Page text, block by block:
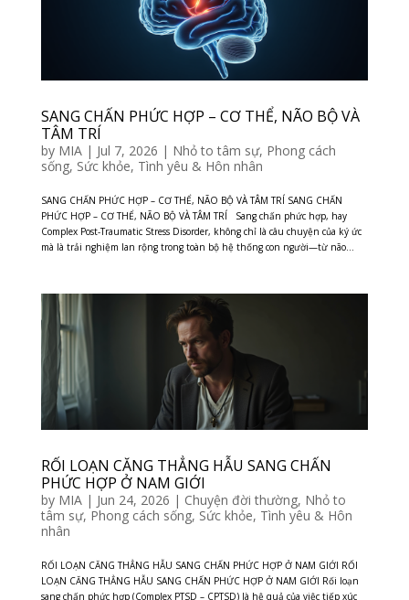
SANG CHẤN PHỨC HỢP – CƠ THỂ, NÃO BỘ VÀ
TÂM TRÍ
by MIA| Jul 7, 2026 | Nhỏ to tâm sự, Phong cách
sống, Sức khỏe, Tình yêu & Hôn nhân
SANG CHẤN PHỨC HỢP – CƠ THỂ, NÃO BỘ VÀ TÂM TRÍ SANG CHẤN
PHỨC HỢP – CƠ THỂ, NÃO BỘ VÀ TÂM TRÍ Sang chấn phức hợp, hay
Complex Post-Traumatic Stress Disorder, không chỉ là câu chuyện của ký ức
mà là trải nghiệm lan rộng trong toàn bộ hệ thống con người—từ não...
RỐI LOẠN CĂNG THẲNG HẪU SANG CHẤN
PHỨC HỢP Ở NAM GIỚI
by MIA| Jun 24, 2026 | Chuyện đời thường, Nhỏ to
tâm sự, Phong cách sống, Sức khỏe, Tình yêu & Hôn
nhân
RỐI LOẠN CĂNG THẲNG HẪU SANG CHẤN PHỨC HỢP Ở NAM GIỚI RỐI
LOẠN CĂNG THẲNG HẪU SANG CHẤN PHỨC HỢP Ở NAM GIỚI Rối loạn
sang chấn phức hợp (Complex PTSD – CPTSD) là hệ quả của việc tiếp xúc